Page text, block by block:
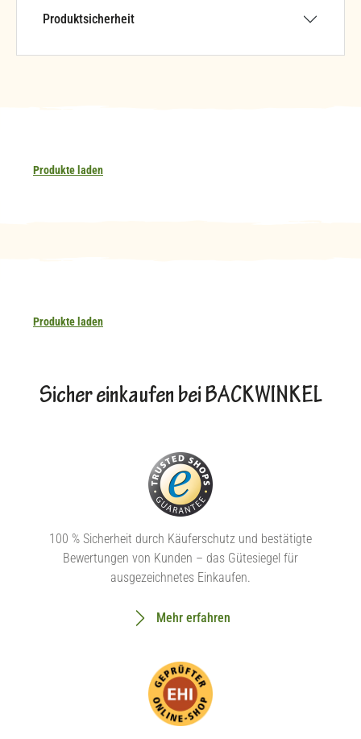
Produktsicherheit
Produkte laden
Produkte laden
Sicher einkaufen bei BACKWINKEL
100 % Sicherheit durch Käuferschutz und bestätigte
Bewertungen von Kunden – das Gütesiegel für
ausgezeichnetes Einkaufen.
Mehr erfahren